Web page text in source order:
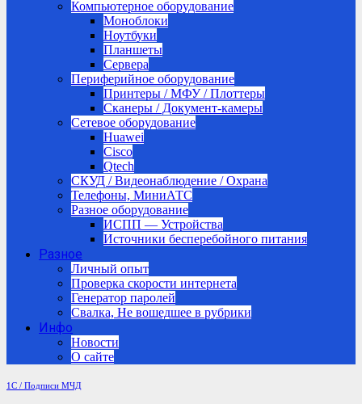
Компьютерное оборудование
Моноблоки
Ноутбуки
Планшеты
Сервера
Периферийное оборудование
Принтеры / МФУ / Плоттеры
Сканеры / Документ-камеры
Сетевое оборудование
Huawei
Cisco
Qtech
СКУД / Видеонаблюдение / Охрана
Телефоны, МиниАТС
Разное оборудование
ИСПП — Устройства
Источники бесперебойного питания
Разное
Личный опыт
Проверка скорости интернета
Генератор паролей
Свалка, Не вошедшее в рубрики
Инфо
Новости
О сайте
1С / Подписи МЧД